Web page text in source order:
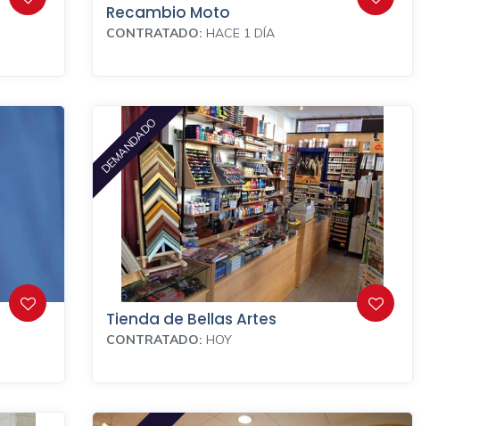
Recambio Moto
CONTRATADO: HACE 1 DÍA
DEMANDADO
Tienda de Bellas Artes
CONTRATADO: HOY